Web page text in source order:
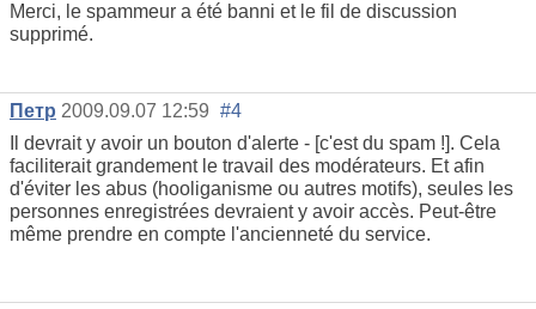
Merci, le spammeur a été banni et le fil de discussion
supprimé.
Петр 2009.09.07 12:59 #4
Il devrait y avoir un bouton d'alerte - [c'est du spam !]. Cela
faciliterait grandement le travail des modérateurs. Et afin
d'éviter les abus (hooliganisme ou autres motifs), seules les
personnes enregistrées devraient y avoir accès. Peut-être
même prendre en compte l'ancienneté du service.